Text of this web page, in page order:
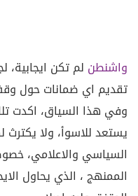
واشنطن لم تكن
تقديم اي ضمانات حول
وفي هذا السياق، اكدت
يستعد للاسوأ، ولا يكترث
السياسي والاعلامي،
الممنهج ، الذي يحاول